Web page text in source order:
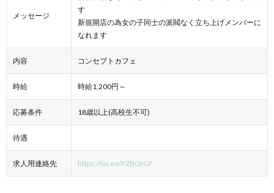
メッセージ
す
新規開店の為女の子同士の派閥なく立ち上げメンバーに
なれます
内容 コンセプトカフェ
時給 時給1,200円～
応募条件 18歳以上(高校生不可)
待遇
求人用連絡先 https://lin.ee/PZBQtGF